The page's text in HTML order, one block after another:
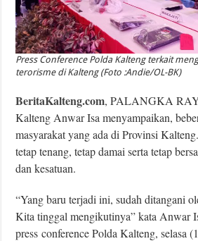
Press Conference Polda Kalteng terkait
terorisme di Kalteng (Foto :Andie/OL-BK)
BeritaKalteng.com, PALANGKA
Kalteng Anwar Isa menyampaikan,
masyarakat yang ada di Provinsi
tetap tenang, tetap damai serta tetap
dan kesatuan.
“Yang baru terjadi ini, sudah ditangani
Kita tinggal mengikutinya” kata Anwar
press conference Polda Kalteng, selasa